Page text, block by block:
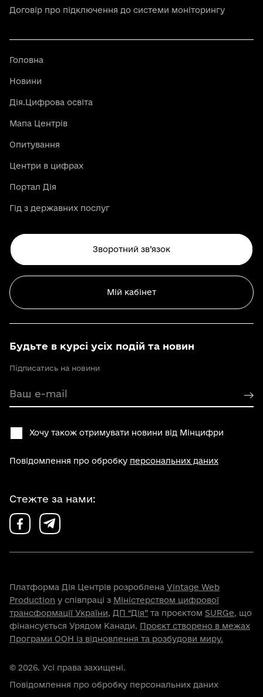
Договір про підключення до системи моніторингу
Головна
Новини
Дія.Цифрова освіта
Мапа Центрів
Опитування
Центри в цифрах
Портал Дія
Гід з державних послуг
Зворотний зв’язок
Мій кабінет
Будьте в курсі усіх подій та новин
Підписатись на новини
Ваш e-mail
Хочу також отримувати новини від Мінцифри
Повідомлення про обробку персональних даних
Стежте за нами:
Платформа Дія Центрів розроблена Vintage Web
Production у співпраці з Міністерством цифрової
трансформації України, ДП “Дія” та проєктом SURGe, що
фінансується Урядом Канади. Проєкт створено в межах
Програми ООН із відновлення та розбудови миру.
© 2026. Усі права захищені.
Повідомлення про обробку персональних даних